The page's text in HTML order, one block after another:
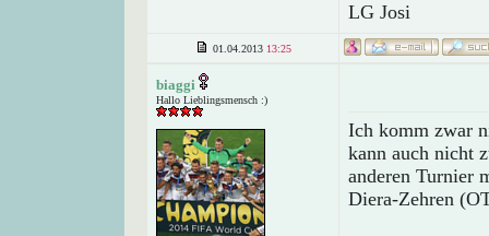
LG Josi
01.04.2013 13:25
biaggi
Hallo Lieblingsmensch :)
Ich komm zwar
kann auch nicht
anderen Turnier
Diera-Zehren